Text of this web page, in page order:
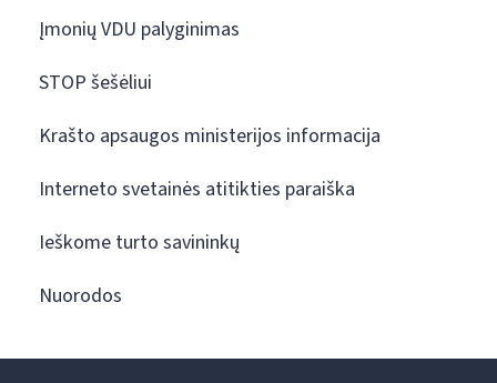
Įmonių VDU palyginimas
STOP šešėliui
Krašto apsaugos ministerijos informacija
Interneto svetainės atitikties paraiška
Ieškome turto savininkų
Nuorodos